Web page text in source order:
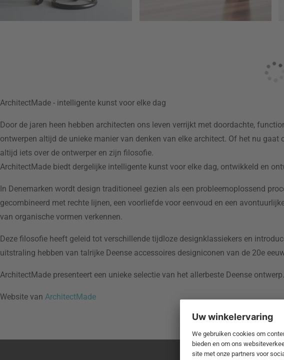
ArchitectMade - intelligente kunst voor elke dag
Door de jaren heen hebben architecten ons leven verrijkt met doordachte,
ontwerpen altijd de unieke manier van denken van elke architect. Of het nu
altijd iets over de ontwerper en zijn filosofie.
ArchitectMade biedt dergelijke intelligente kunst voor elke dag, ontwikkeld en
In Denemarken wordt design traditioneel gezien als een probleemoplossend
gecombineerd met rechte lijnen, een voorliefde voor eenvoud en een
van organische vormen verkennen.
Deze filosofie heeft geleid tot verschillende tijdloze designklassiekers en
uitstraling hebben van talrijke Deense accessoires designiconen van de 20e
ArchitectMade presenteert een unieke selectie van het allerbeste Deense ontwerp.
Website van ArchitectMade